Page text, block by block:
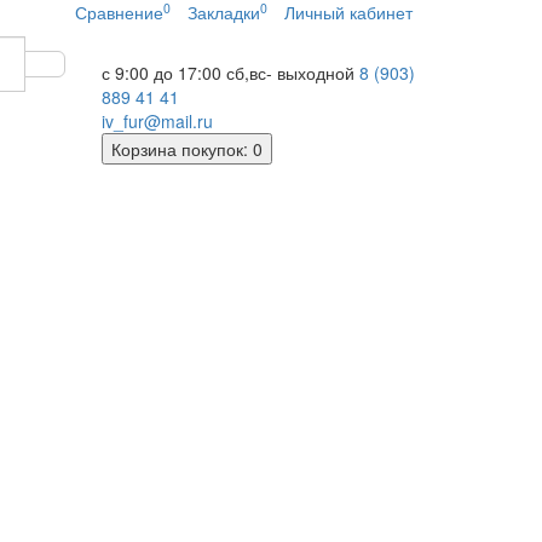
Сравнение0 Закладки0 Личный кабинет
с 9:00 до 17:00 сб,вс- выходной 8 (903)
889 41 41
iv_fur@mail.ru
Корзинапокупок: 0